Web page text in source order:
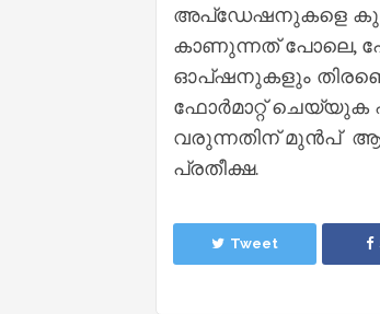
അപ്‌ഡേഷനുകളെ
കാണുന്നത് പോലെ,
ഓപ്ഷനുകളും
ഫോര്‍മാറ്റ്
വരുന്നതിന് മുൻപ്
പ്രതീക്ഷ.
Tweet